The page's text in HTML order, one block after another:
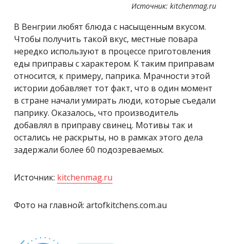
Источник: kitchenmag.ru
В Венгрии любят блюда с насыщенным вкусом.
Чтобы получить такой вкус, местные повара
нередко используют в процессе приготовления
еды приправы с характером. К таким приправам
относится, к примеру, паприка. Мрачности этой
истории добавляет тот факт, что в один момент
в стране начали умирать люди, которые съедали
паприку. Оказалось, что производитель
добавлял в приправу свинец. Мотивы так и
остались не раскрыты, но в рамках этого дела
задержали более 60 подозреваемых.
Источник: kitchenmag.ru
Фото на главной: artofkitchens.com.au